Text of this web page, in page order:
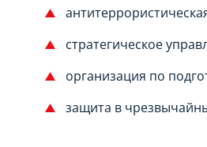
стратегическое
организация по
защита в